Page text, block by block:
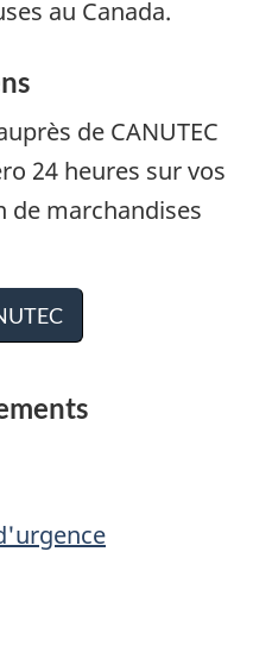
au Canada.
de CANUTEC
24 heures sur vos
de marchandises